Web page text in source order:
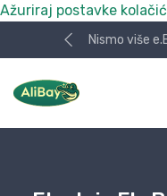
Ažuriraj postavke
Nismo više